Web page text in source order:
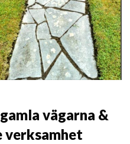
vägarna &